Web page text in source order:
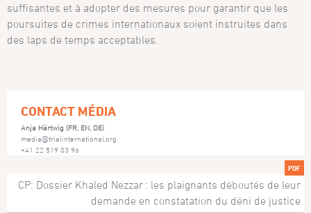
suffisantes et à adopter des mesures pour garantir que les
poursuites de crimes internationaux soient instruites dans
des laps de temps acceptables.
CONTACT MÉDIA
Anja Härtwig (FR, EN, DE)
media@trialinternational.org
+41 22 519 03 96
PDF
CP: Dossier Khaled Nezzar : les plaignants déboutés de leur
demande en constatation du déni de justice